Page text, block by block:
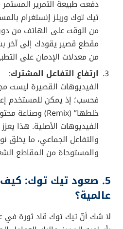
القدرة على الإبداع :
البساطة في إنتاج
جميع المستخدمين أن
المتاحة في تيك توك وريلز
بضع نقرات لإضافة نصوص أو
وبالتالي، بات الإبداع
وتجدّد الأفكار باستمرار.